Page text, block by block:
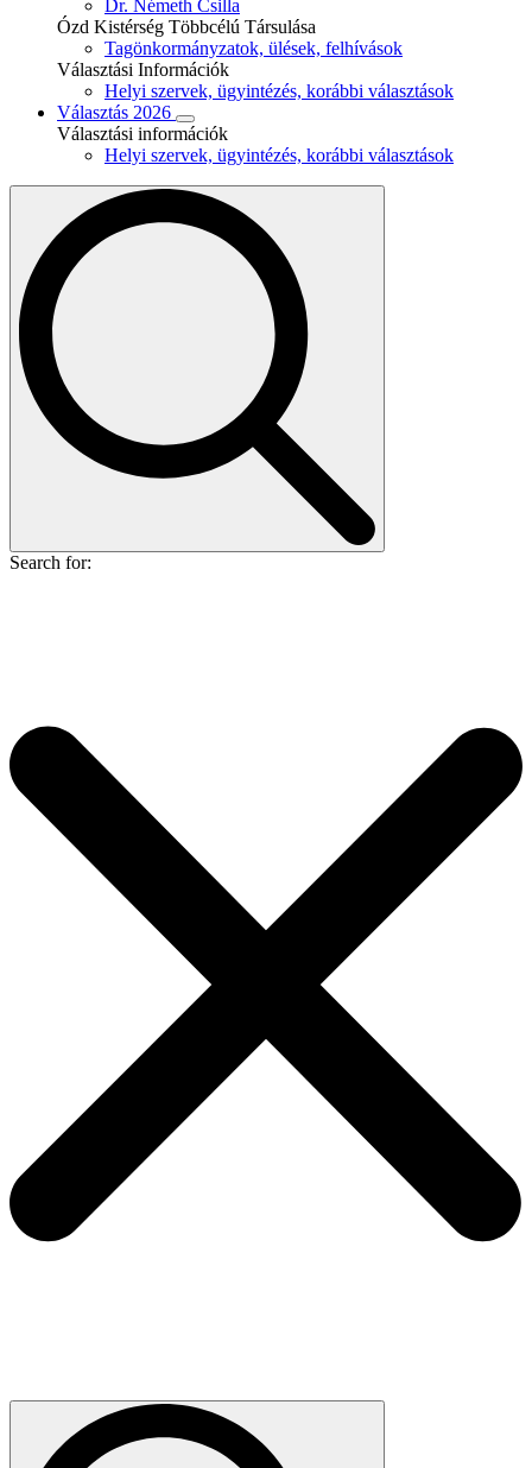
Dr. Németh Csilla
Ózd Kistérség Többcélú Társulása
Tagönkormányzatok, ülések, felhívások
Választási Információk
Helyi szervek, ügyintézés, korábbi választások
Választás 2026
Választási információk
Helyi szervek, ügyintézés, korábbi választások
Search for: